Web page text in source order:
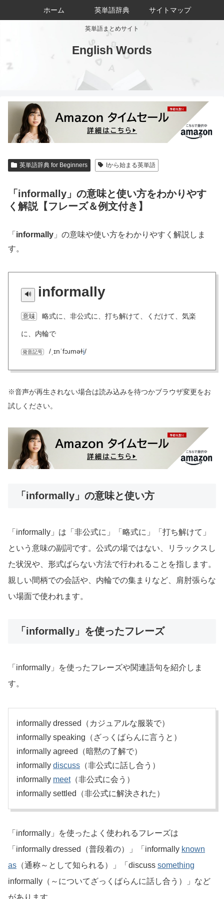
英単語まとめサイト
English Words
ホーム 英単語辞典 サイトマップ
英単語辞典 for Beginners Iから始まる英単語
「informally」の意味と使い方をわかりやす
く解説【フレーズ＆例文付き】
「 informally 」の意味や使い方をわかりやすく解説しま
す。
informally
意味 略式に、非公式に、打ち解けて、くだけて、気楽
に、内輪で
発音記号 /ˌɪnˈfɔɹməɫi/
※音声が再生されない場合は読み込みを待つかブラウザ変更をお
試しください。
「informally」の意味と使い方
「informally」は「非公式に」「略式に」「打ち解けて」
という意味の副詞です。公式の場ではない、リラックスし
た状況や、形式ばらない方法で行われることを指します。
親しい間柄での会話や、内輪での集まりなど、肩肘張らな
い場面で使われます。
「informally」を使ったフレーズ
「informally」を使ったフレーズや関連語句を紹介しま
す。
informally dressed（カジュアルな服装で）
informally speaking（ざっくばらんに言うと）
informally agreed（暗黙の了解で）
informally discuss （非公式に話し合う）
informally meet（非公式に会う）
informally settled（非公式に解決された）
「informally」を使ったよく使われるフレーズは
「informally dressed（普段着の）」「informally known
as （通称～として知られる）」「discuss something
informally（～についてざっくばらんに話し合う）」など